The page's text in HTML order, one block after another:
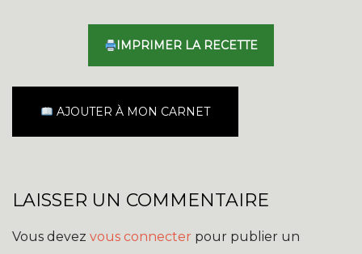
IMPRIMER LA RECETTE
AJOUTER À MON CARNET
LAISSER UN COMMENTAIRE
Vous devez vous connecter pour publier un